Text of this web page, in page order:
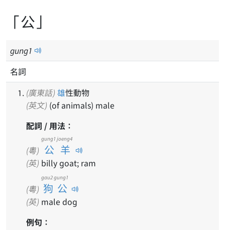
「公」
gung1
名詞
(廣東話) 雄性動物
(英文) (of animals) male
配詞 / 用法：
(粵) 公羊
gung1 joeng4
(英) billy goat; ram
(粵) 狗公
gau2 gung1
(英) male dog
例句：